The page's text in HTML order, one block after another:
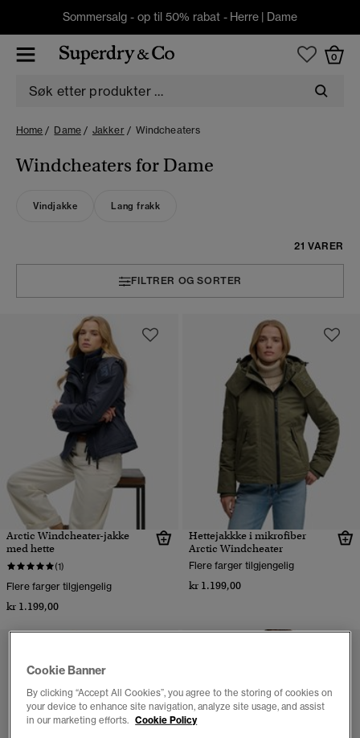
Sommersalg - op til 50% rabat - Herre | Dame
0
Home Dame Jakker Windcheaters
Windcheaters for Dame
Vindjakke Lang frakk
21 VARER
FILTRER OG SORTER
Arctic Windcheater-jakke
med hette
(1)
Flere farger tilgjengelig
kr 1.199,00
Hettejakkke i mikrofiber
Arctic Windcheater
Flere farger tilgjengelig
kr 1.199,00
Cookie Banner
By clicking “Accept All Cookies”, you agree to the storing of cookies on
your device to enhance site navigation, analyze site usage, and assist
in our marketing efforts. Cookie Policy